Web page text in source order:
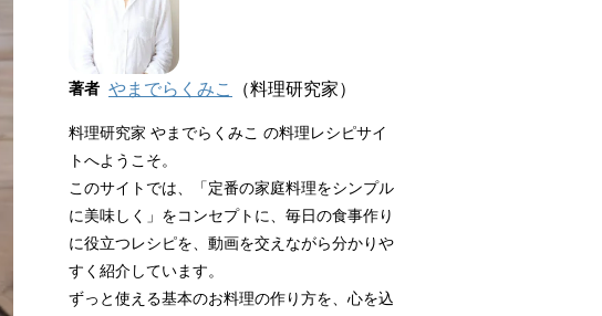
著者 やまでらくみこ （料理研究家）
料理研究家 やまでらくみこ の料理レシピサイ
トへようこそ。
このサイトでは、「定番の家庭料理をシンプル
に美味しく」をコンセプトに、毎日の食事作り
に役立つレシピを、動画を交えながら分かりや
すく紹介しています。
ずっと使える基本のお料理の作り方を、心を込